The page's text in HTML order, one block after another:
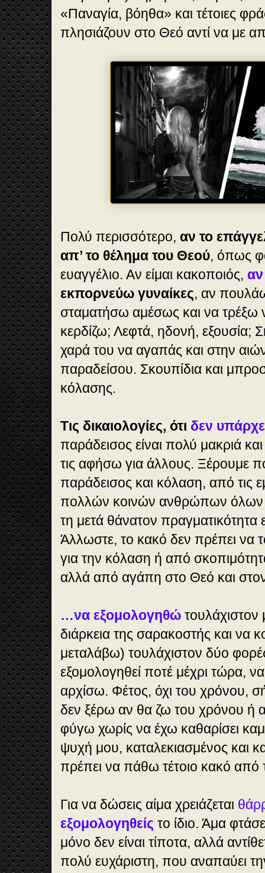
«Παναγία, βόηθα» και τέτοιες
πλησιάζουν στο Θεό αντί να με
Πολύ περισσότερο, αν το
απ’ το θέλημα του Θεού, όπως
ευαγγέλιο. Αν είμαι κακοποιός,
εκπορνεύω γυναίκες, αν
σταματήσω αμέσως και να τρέξω
κερδίζω; Λεφτά, ηδονή, εξουσία;
χαρά του να αγαπάς και στην
παραδείσου. Σκουπίδια και
κόλασης.
Τις δικαιολογίες, ότι δεν
παράδεισος είναι πολύ μακριά
τις αφήσω για άλλους. Ξέρουμε
παράδεισος και κόλαση, από τις
πολλών κοινών ανθρώπων όλων
τη μετά θάνατον
Άλλωστε, το κακό δεν πρέπει να
για την κόλαση ή από
αλλά από αγάπη στο Θεό και
…να εξομολογηθώ τουλάχιστον
διάρκεια της σαρακοστής και να
μεταλάβω) τουλάχιστον δύο
εξομολογηθεί ποτέ μέχρι τώρα, να
αρχίσω. Φέτος, όχι του χρόνου,
δεν ξέρω αν θα ζω του χρόνου ή
φύγω χωρίς να έχω καθαρίσει
ψυχή μου, καταλεκιασμένος και
πρέπει να πάθω τέτοιο κακό από
Για να δώσεις αίμα χρειάζεται
εξομολογηθείς το ίδιο. Άμα
μόνο δεν είναι τίποτα, αλλά
πολύ ευχάριστη, που αναπαύει